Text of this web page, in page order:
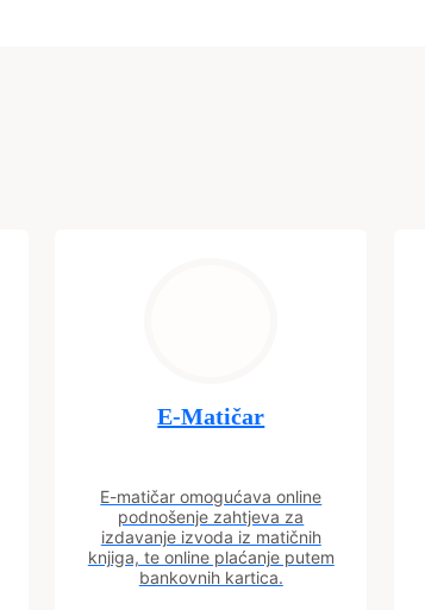
E-Matičar
E-matičar omogućava online
podnošenje zahtjeva za
izdavanje izvoda iz matičnih
knjiga, te online plaćanje putem
bankovnih kartica.